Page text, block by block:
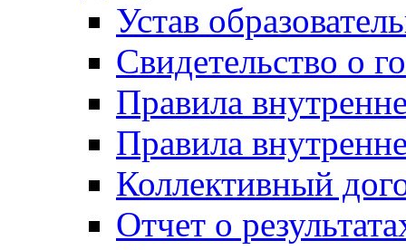
Устав
Свидетельство о
Правила
Правила
Коллективный
Отчет о